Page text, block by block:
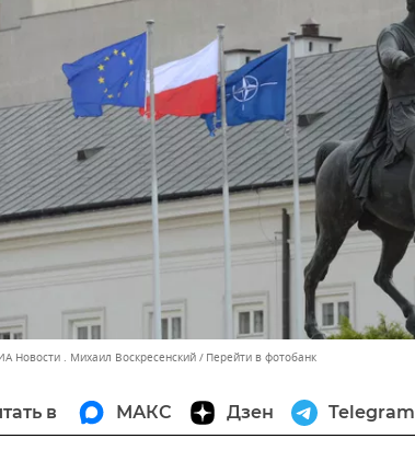
Новости . Михаил Воскресенский Перейти в фотобанк
в МАКС Дзен Telegram